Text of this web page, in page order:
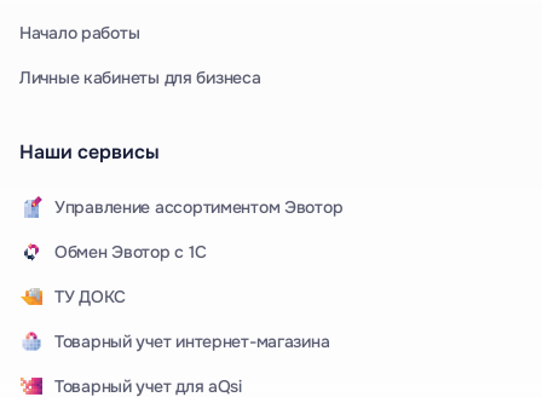
Начало работы
Личные кабинеты для бизнеса
Наши сервисы
Управление ассортиментом Эвотор
Обмен Эвотор с 1С
ТУ ДОКС
Товарный учет интернет-магазина
Товарный учет для aQsi